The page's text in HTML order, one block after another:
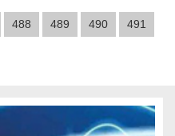
488 489 490 491